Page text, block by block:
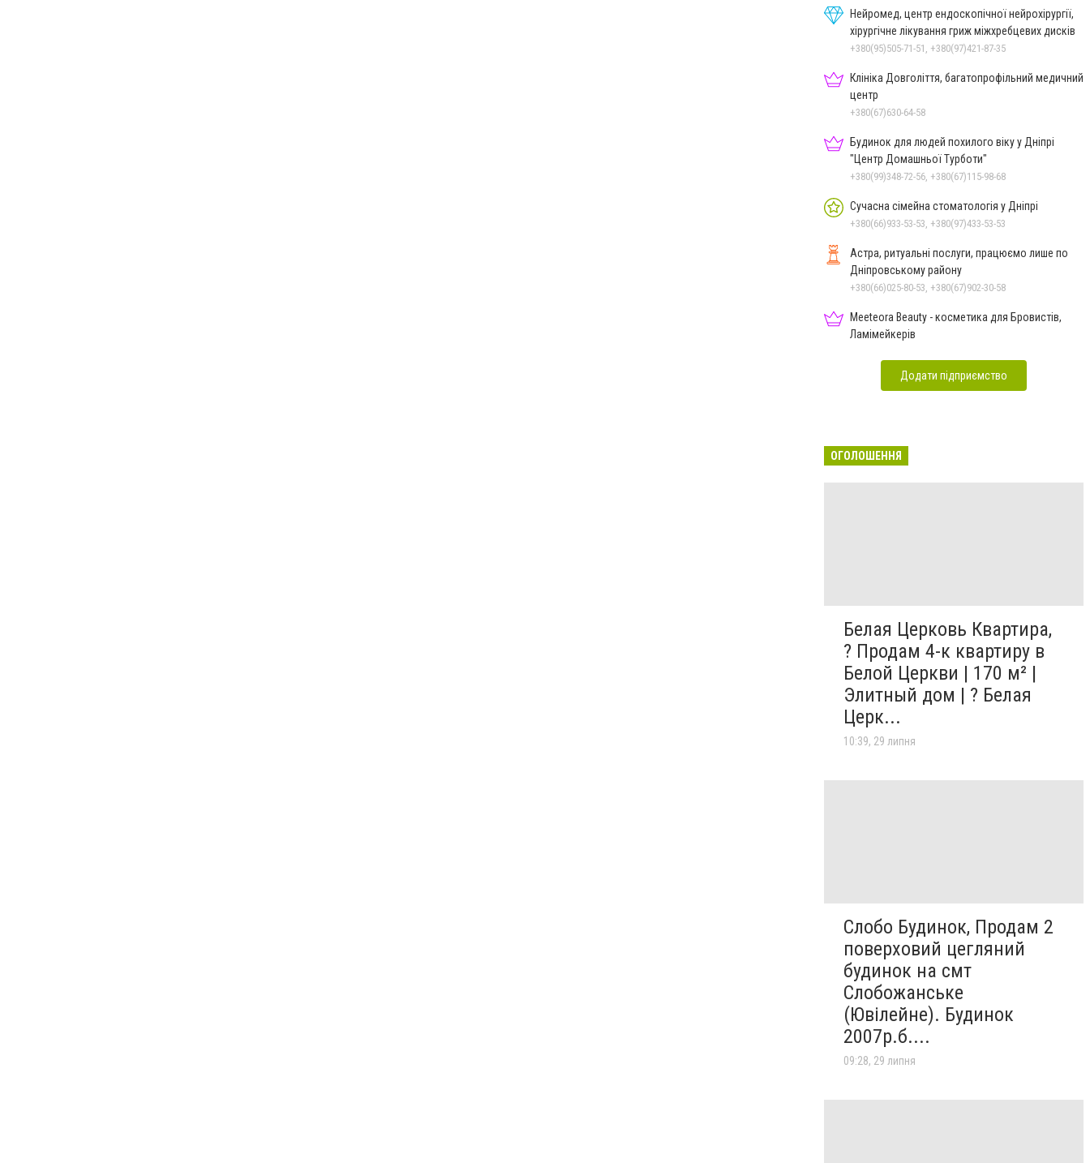
Нейромед, центр ендоскопічної нейрохірургії,
хірургічне лікування гриж міжхребцевих дисків
+380(95)505-71-51, +380(97)421-87-35
Клініка Довголіття, багатопрофільний медичний
центр
+380(67)630-64-58
Будинок для людей похилого віку у Дніпрі
"Центр Домашньої Турботи"
+380(99)348-72-56, +380(67)115-98-68
Сучасна сімейна стоматологія у Дніпрі
+380(66)933-53-53, +380(97)433-53-53
Астра, ритуальні послуги, працюємо лише по
Дніпровському району
+380(66)025-80-53, +380(67)902-30-58
Meeteora Beauty - косметика для Бровистів,
Ламімейкерів
Додати підприємство
ОГОЛОШЕННЯ
Белая Церковь Квартира,
? Продам 4-к квартиру в
Белой Церкви | 170 м² |
Элитный дом | ? Белая
Церк...
10:39, 29 липня
Слобо Будинок, Продам 2
поверховий цегляний
будинок на смт
Слобожанське
(Ювілейне). Будинок
2007р.б....
09:28, 29 липня